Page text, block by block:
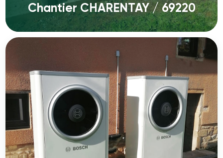
Chantier CHARENTAY / 69220